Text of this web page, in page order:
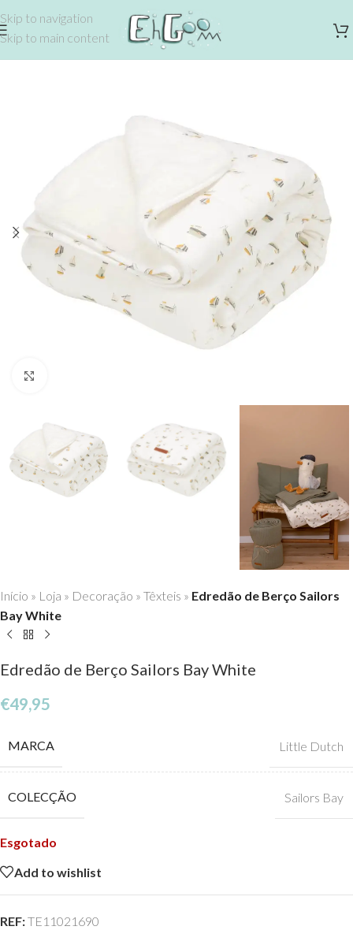
Skip to navigation
Skip to main content
Início » Loja » Decoração » Têxteis » Edredão de Berço Sailors
Bay White
Edredão de Berço Sailors Bay White
€49,95
MARCA Little Dutch
COLECÇÃO Sailors Bay
Esgotado
Add to wishlist
REF:TE11021690